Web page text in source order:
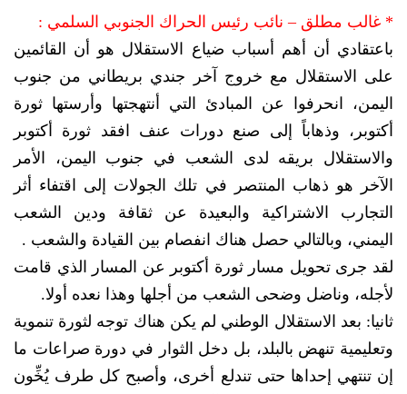
* غالب مطلق – نائب رئيس الحراك الجنوبي السلمي :
باعتقادي أن أهم أسباب ضياع الاستقلال هو أن القائمين
على الاستقلال مع خروج آخر جندي بريطاني من جنوب
اليمن، انحرفوا عن المبادئ التي أنتهجتها وأرستها ثورة
أكتوبر، وذهاباً إلى صنع دورات عنف افقد ثورة أكتوبر
والاستقلال بريقه لدى الشعب في جنوب اليمن، الأمر
الآخر هو ذهاب المنتصر في تلك الجولات إلى اقتفاء أثر
التجارب الاشتراكية والبعيدة عن ثقافة ودين الشعب
اليمني، وبالتالي حصل هناك انفصام بين القيادة والشعب .
لقد جرى تحويل مسار ثورة أكتوبر عن المسار الذي قامت
لأجله، وناضل وضحى الشعب من أجلها وهذا نعده أولا.
ثانيا: بعد الاستقلال الوطني لم يكن هناك توجه لثورة تنموية
وتعليمية تنهض بالبلد، بل دخل الثوار في دورة صراعات ما
إن تنتهي إحداها حتى تندلع أخرى، وأصبح كل طرف يُخِّون